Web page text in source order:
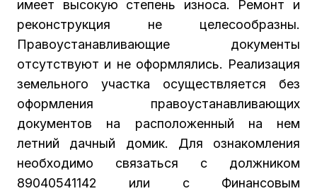
имеет высокую степень износа. Ремонт и
реконструкция не целесообразны.
Правоустанавливающие документы
отсутствуют и не оформлялись. Реализация
земельного участка осуществляется без
оформления правоустанавливающих
документов на расположенный на нем
летний дачный домик. Для ознакомления
необходимо связаться с должником
89040541142 или с Финансовым